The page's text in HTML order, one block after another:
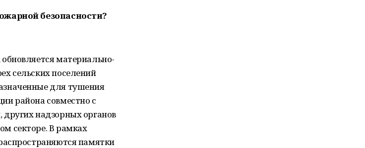
безопасности?
материально-
сельских поселений
для тушения
района совместно с
надзорных органов
секторе. В рамках
памятки